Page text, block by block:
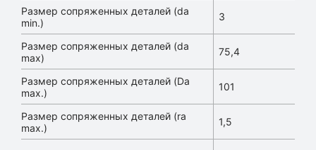
Размер сопряженных деталей (da
min.)
3
Размер сопряженных деталей (da
max)
75,4
Размер сопряженных деталей (Da
max.)
101
Размер сопряженных деталей (ra
max.)
1,5